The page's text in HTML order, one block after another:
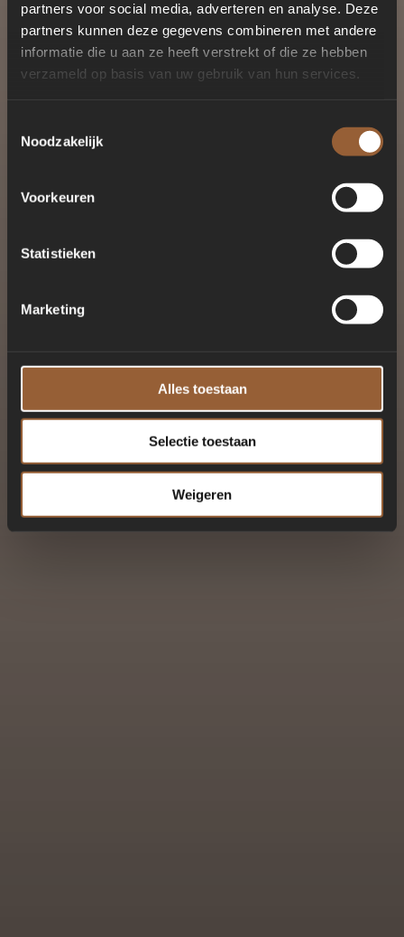
partners voor social media, adverteren en analyse. Deze
partners kunnen deze gegevens combineren met andere
informatie die u aan ze heeft verstrekt of die ze hebben
verzameld op basis van uw gebruik van hun services.
Noodzakelijk
Voorkeuren
Statistieken
Marketing
Alles toestaan
Selectie toestaan
Weigeren